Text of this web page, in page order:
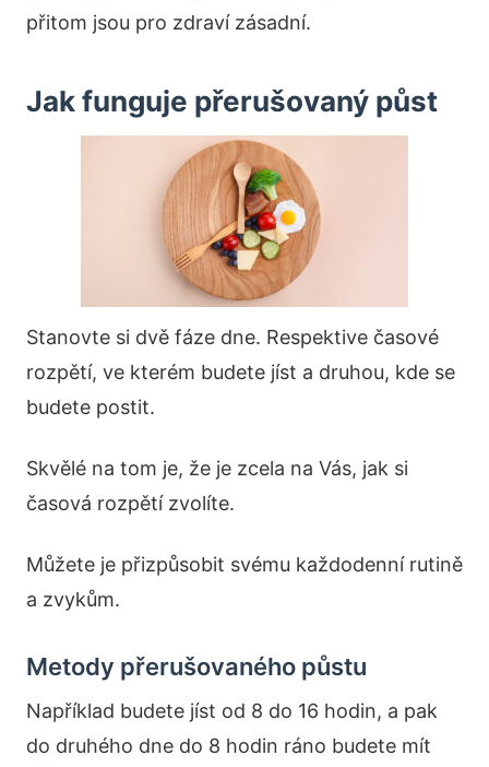
přitom jsou pro zdraví zásadní.
Jak funguje přerušovaný půst
Stanovte si dvě fáze dne. Respektive časové
rozpětí, ve kterém budete jíst a druhou, kde se
budete postit.
Skvělé na tom je, že je zcela na Vás, jak si
časová rozpětí zvolíte.
Můžete je přizpůsobit svému každodenní rutině
a zvykům.
Metody přerušovaného půstu
Například budete jíst od 8 do 16 hodin, a pak
do druhého dne do 8 hodin ráno budete mít